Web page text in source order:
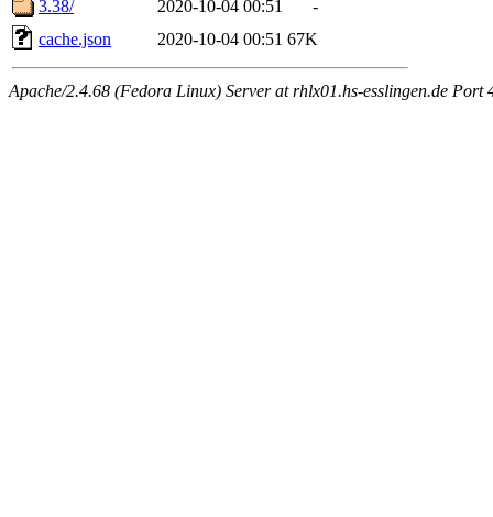
3.38/ 2020-10-04 00:51
-
cache.json
2020-10-04 00:51 67K
Apache/2.4.68 (Fedora Linux) Server at rhlx01.hs-esslingen.de Port